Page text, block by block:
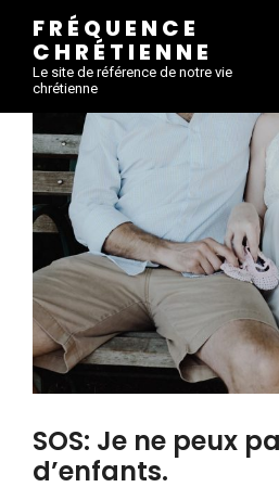
FRÉQUENCE
CHRÉTIENNE
Le site de référence de notre vie
chrétienne
SOS: Je ne peux
d’enfants.